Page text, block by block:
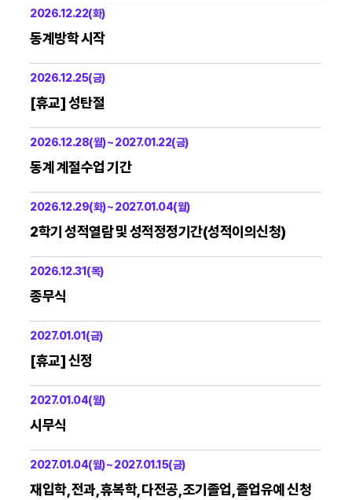
2026.12.22(화)
동계방학 시작
2026.12.25(금)
[휴교] 성탄절
2026.12.28(월) ~ 2027.01.22(금)
동계 계절수업 기간
2026.12.29(화) ~ 2027.01.04(월)
2학기 성적열람 및 성적정정기간(성적이의신청)
2026.12.31(목)
종무식
2027.01.01(금)
[휴교] 신정
2027.01.04(월)
시무식
2027.01.04(월) ~ 2027.01.15(금)
재입학, 전과, 휴복학, 다전공, 조기졸업, 졸업유예 신청